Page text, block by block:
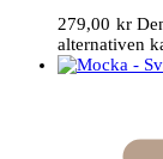
279,00 kr
alternativen